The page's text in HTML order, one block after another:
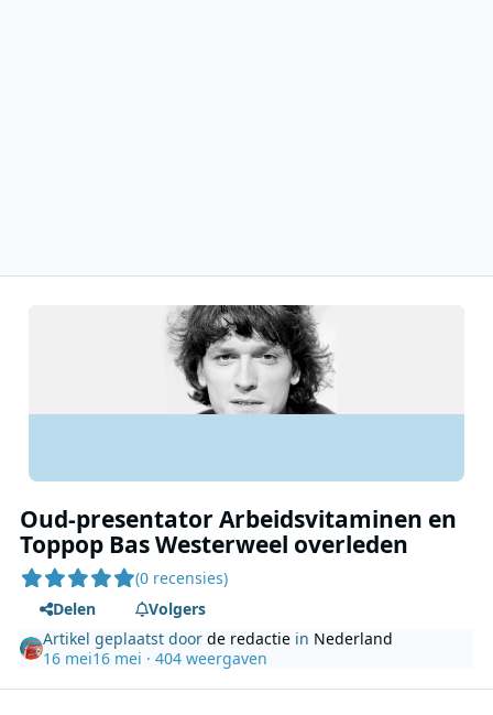
Oud-presentator Arbeidsvitaminen en
Toppop Bas Westerweel overleden
(0 recensies)
Delen
Volgers
Artikel geplaatst doorde redactie in Nederland
16 mei16 mei · 404 weergaven